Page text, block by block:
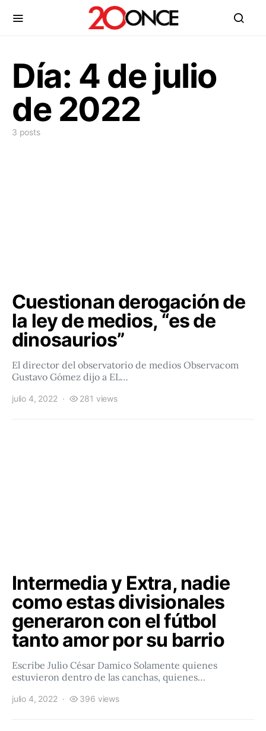
Día: 4 de julio
de 2022
3 posts
Cuestionan derogación de
la ley de medios, “es de
dinosaurios”
El director del observatorio de medios Observacom
Gustavo Gómez dijo a EL…
julio 4, 2022 281 views
Intermedia y Extra, nadie
como estas divisionales
generaron con el fútbol
tanto amor por su barrio
Escribe Julio César Damico Solamente quienes
estuvieron dentro de las canchas, quienes…
julio 4, 2022 396 views